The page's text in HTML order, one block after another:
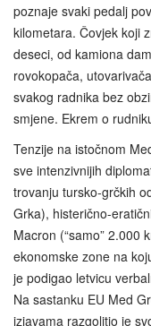
poznaje svaki pedalj
kilometara. Čovjek koji
deseci, od kamiona
rovokopača,
svakog radnika bez
smjene. Ekrem o
Tenzije na istočnom
sve intenzivnijih
trovanju tursko-grčkih
Grka), histerično-
Macron (“samo” 2.000
ekonomske zone na
je podigao letvicu
Na sastanku EU Med
izjavama razgolitio je